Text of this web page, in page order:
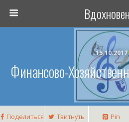
15.10.2017
Финансово-
Поделиться Твитнуть Pin